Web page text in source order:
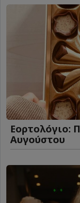
Εορτολόγιο:
Αυγούστου